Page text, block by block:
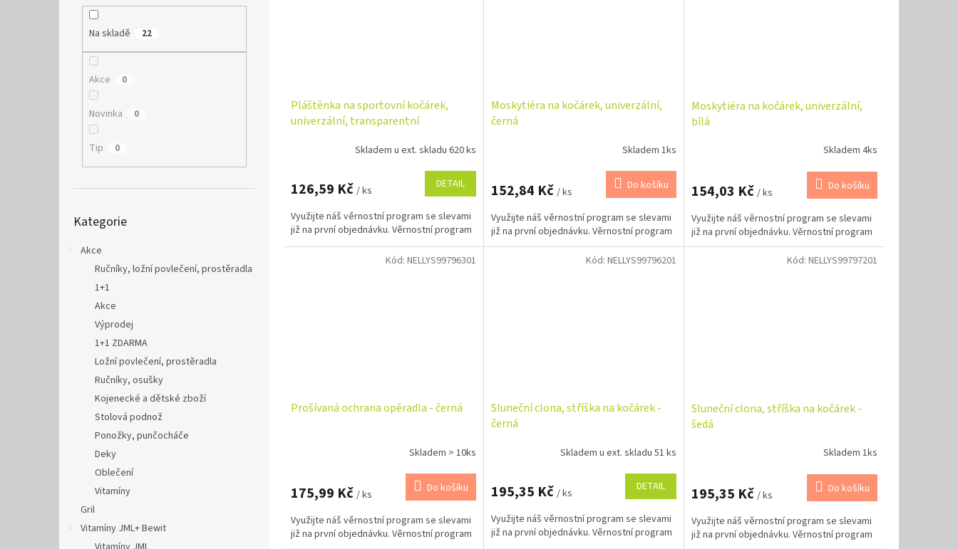
Na skladě 22
Akce 0
Novinka 0
Tip 0
kategorie
Kategorie
Akce
Ručníky, ložní povlečení, prostěradla
1+1
Akce
Výprodej
1+1 ZDARMA
Ložní povlečení, prostěradla
Ručníky, osušky
Kojenecké a dětské zboží
Stolová podnož
Ponožky, punčocháče
Deky
Oblečení
Vitamíny
Gril
Vitamíny JML+ Bewit
Pláštěnka na sportovní kočárek,
univerzální, transparentní
Skladem u ext. skladu 620 ks
126,59 Kč / ks DETAIL
Využijte náš věrnostní program se slevami
již na první objednávku. Věrnostní program
Moskytiéra na kočárek, univerzální,
černá
Skladem 1ks
152,84 Kč / ks Do košíku
Využijte náš věrnostní program se slevami
již na první objednávku. Věrnostní program
Moskytiéra na kočárek, univerzální,
bílá
Skladem 4ks
154,03 Kč / ks Do košíku
Využijte náš věrnostní program se slevami
již na první objednávku. Věrnostní program
Prošívaná ochrana opěradla - černá
Skladem > 10ks
175,99 Kč / ks Do košíku
Využijte náš věrnostní program se slevami
již na první objednávku. Věrnostní program
Kód: NELLYS99796301
Sluneční clona, stříška na kočárek -
černá
Skladem u ext. skladu 51 ks
195,35 Kč / ks DETAIL
Využijte náš věrnostní program se slevami
již na první objednávku. Věrnostní program
Kód: NELLYS99796201
Sluneční clona, stříška na kočárek -
šedá
Skladem 1ks
195,35 Kč / ks Do košíku
Využijte náš věrnostní program se slevami
již na první objednávku. Věrnostní program
Kód: NELLYS99797201